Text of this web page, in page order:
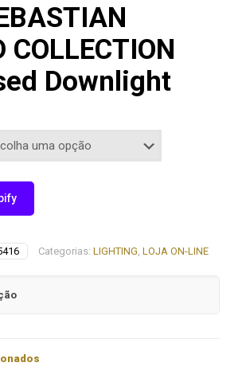
COLLECTION
Downlight
Categorias: LIGHTING LOJA ON-LINE